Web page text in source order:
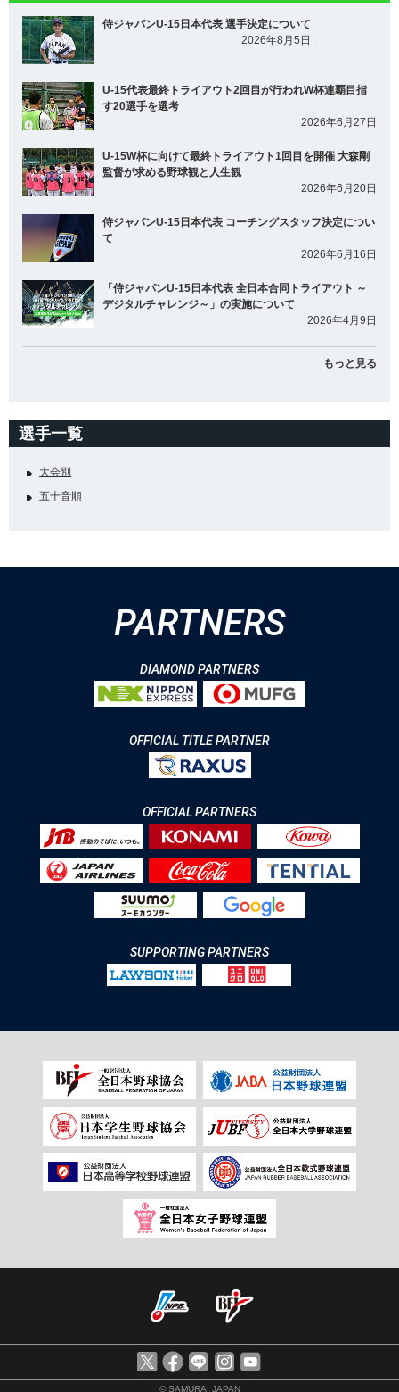
侍ジャパンU-15日本代表 選手決定について
2026年8月5日
U-15代表最終トライアウト2回目が行われW杯連覇目指
す20選手を選考
2026年6月27日
U-15W杯に向けて最終トライアウト1回目を開催 大森剛
監督が求める野球観と人生観
2026年6月20日
侍ジャパンU-15日本代表 コーチングスタッフ決定につい
て
2026年6月16日
「侍ジャパンU-15日本代表 全日本合同トライアウト ～
デジタルチャレンジ～」の実施について
2026年4月9日
もっと見る
選手一覧
大会別
五十音順
PARTNERS
DIAMOND PARTNERS
OFFICIAL TITLE PARTNER
OFFICIAL PARTNERS
SUPPORTING PARTNERS
© SAMURAI JAPAN